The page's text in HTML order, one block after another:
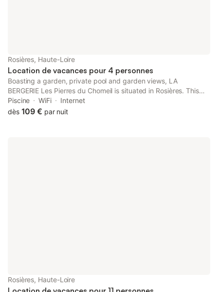
Rosières, Haute-Loire
Location de vacances pour 4 personnes
Boasting a garden, private pool and garden views, LA
BERGERIE Les Pierres du Chomeil is situated in Rosières. This
property offers access to a terrace, free private parking and
free WiFi.
Piscine WiFi
Internet
dès 109 € par nuit
Rosières, Haute-Loire